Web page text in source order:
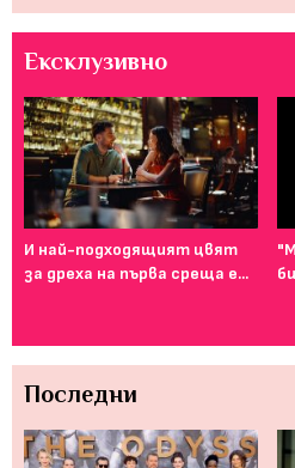
Ексклузивно
И най-подходящият цвят
за дреха на първа среща е...
Последни